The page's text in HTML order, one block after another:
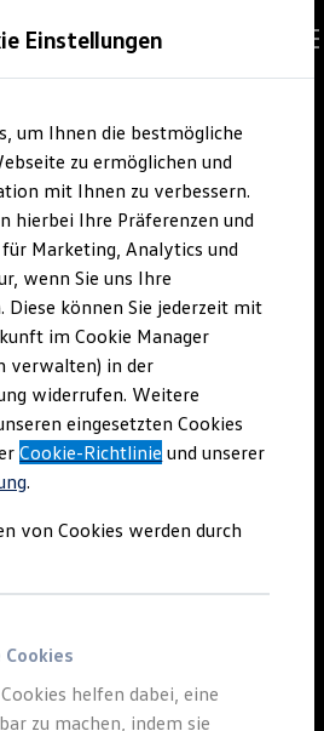
/ Werkstudent
Volkswagen Group
und Logistik
für Fach- und Führungsexpertinnen
Einarbeitung
Einstellungen
um Ihnen die bestmögliche
zu ermöglichen und
mit Ihnen zu verbessern.
hierbei Ihre Präferenzen und
Marketing, Analytics und
wenn Sie uns Ihre
Diese können Sie jederzeit mit
im Cookie Manager
verwalten) in der
widerrufen. Weitere
eingesetzten Cookies
Cookie-Richtlinie und unserer
.
von Cookies werden durch
helfen dabei, eine
zu machen, indem sie